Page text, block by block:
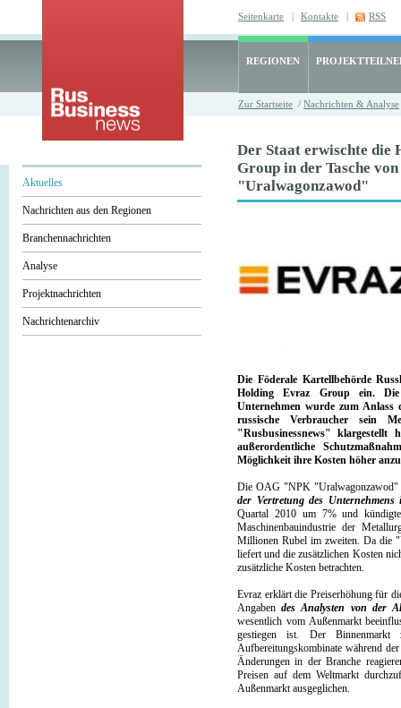
Seitenkarte | Kontakte | RSS
REGIONEN
Zur Startseite / Nachrichten & Analyse
Aktuelles
Nachrichten aus den Regionen
Branchennachrichten
Analyse
Projektnachrichten
Nachrichtenarchiv
Der Staat erwischte die
Group in der Tasche von
"Uralwagonzawod"
Die Föderale Kartellbehörde
Holding Evraz Group ein. Die
Unternehmen wurde zum
russische Verbraucher sein
"Rusbusinessnews"
außerordentliche
Möglichkeit ihre Kosten höher
Die OAG "NPK "Uralwagonzawod"
der Vertretung des
Quartal 2010 um 7% und
Maschinenbauindustrie der
Millionen Rubel im zweiten. Da die
liefert und die zusätzlichen Kosten
zusätzliche Kosten betrachten.
Evraz erklärt die Preiserhöhung für
Angabendes Analysten von der
wesentlich vom Außenmarkt
gestiegen ist. Der
Aufbereitungskombinate während
Änderungen in der Branche
Preisen auf dem Weltmarkt
Außenmarkt ausgeglichen.